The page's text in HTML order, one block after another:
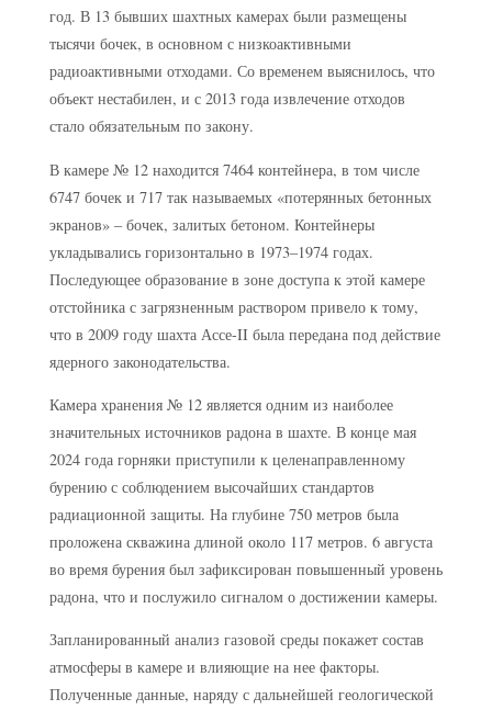
год. В 13 бывших шахтных камерах были размещены
тысячи бочек, в основном с низкоактивными
радиоактивными отходами. Со временем выяснилось, что
объект нестабилен, и с 2013 года извлечение отходов
стало обязательным по закону.
В камере № 12 находится 7464 контейнера, в том числе
6747 бочек и 717 так называемых «потерянных бетонных
экранов» – бочек, залитых бетоном. Контейнеры
укладывались горизонтально в 1973–1974 годах.
Последующее образование в зоне доступа к этой камере
отстойника с загрязненным раствором привело к тому,
что в 2009 году шахта Ассе-II была передана под действие
ядерного законодательства.
Камера хранения № 12 является одним из наиболее
значительных источников радона в шахте. В конце мая
2024 года горняки приступили к целенаправленному
бурению с соблюдением высочайших стандартов
радиационной защиты. На глубине 750 метров была
проложена скважина длиной около 117 метров. 6 августа
во время бурения был зафиксирован повышенный уровень
радона, что и послужило сигналом о достижении камеры.
Запланированный анализ газовой среды покажет состав
атмосферы в камере и влияющие на нее факторы.
Полученные данные, наряду с дальнейшей геологической